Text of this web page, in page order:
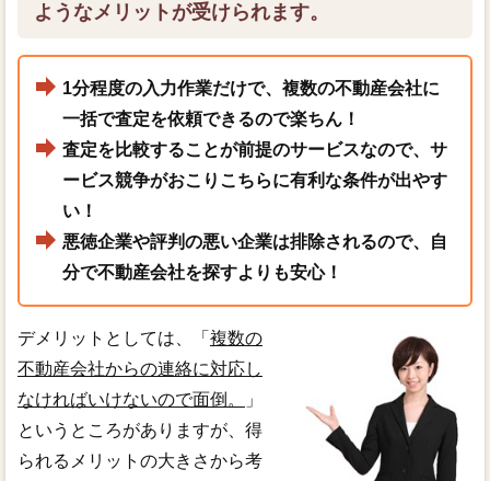
ようなメリットが受けられます。
1分程度の入力作業だけで、複数の不動産会社に
一括で査定を依頼できるので楽ちん！
査定を比較することが前提のサービスなので、サ
ービス競争がおこりこちらに有利な条件が出やす
い！
悪徳企業や評判の悪い企業は排除されるので、自
分で不動産会社を探すよりも安心！
デメリットとしては、「 複数の
不動産会社からの連絡に対応し
なければいけないので面倒。
」
というところがありますが、得
られるメリットの大きさから考